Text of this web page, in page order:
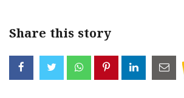
Share this story